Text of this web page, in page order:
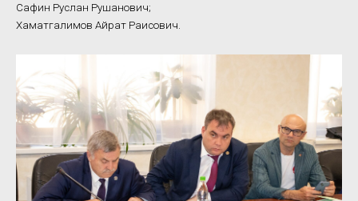
Сафин Руслан Рушанович;
Хаматгалимов Айрат Раисович.